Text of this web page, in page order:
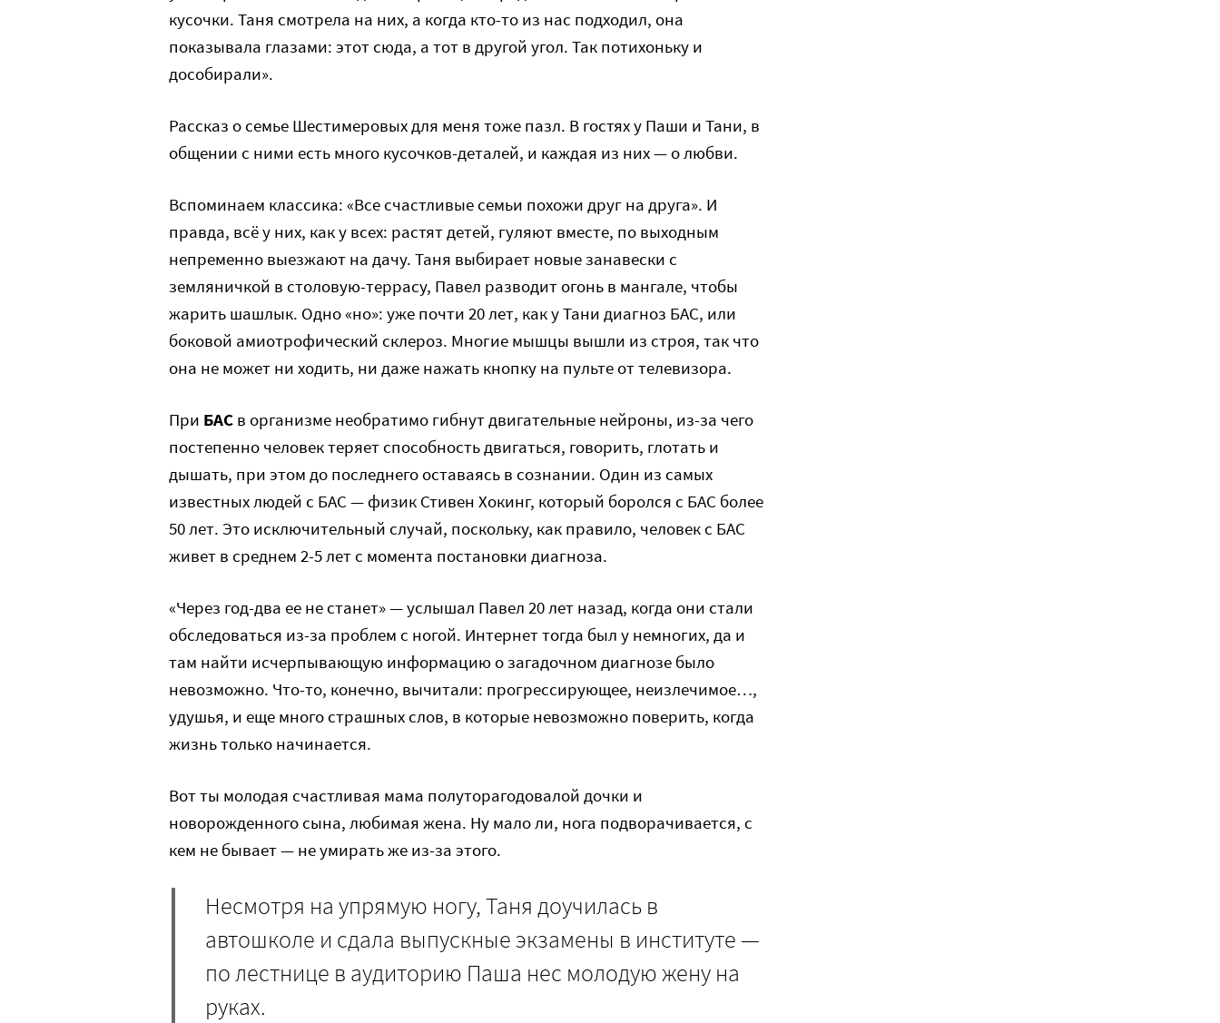
кусочки. Таня смотрела на них, а когда кто-то из нас подходил, она
показывала глазами: этот сюда, а тот в другой угол. Так потихоньку и
дособирали».
Рассказ о семье Шестимеровых для меня тоже пазл. В гостях у Паши и Тани, в
общении с ними есть много кусочков-деталей, и каждая из них — о любви.
Вспоминаем классика: «Все счастливые семьи похожи друг на друга». И
правда, всё у них, как у всех: растят детей, гуляют вместе, по выходным
непременно выезжают на дачу. Таня выбирает новые занавески с
земляничкой в столовую-террасу, Павел разводит огонь в мангале, чтобы
жарить шашлык. Одно «но»: уже почти 20 лет, как у Тани диагноз БАС, или
боковой амиотрофический склероз. Многие мышцы вышли из строя, так что
она не может ни ходить, ни даже нажать кнопку на пульте от телевизора.
При БАС в организме необратимо гибнут двигательные нейроны, из-за чего
постепенно человек теряет способность двигаться, говорить, глотать и
дышать, при этом до последнего оставаясь в сознании. Один из самых
известных людей с БАС — физик Стивен Хокинг, который боролся с БАС более
50 лет. Это исключительный случай, поскольку, как правило, человек с БАС
живет в среднем 2-5 лет с момента постановки диагноза.
«Через год-два ее не станет» — услышал Павел 20 лет назад, когда они стали
обследоваться из-за проблем с ногой. Интернет тогда был у немногих, да и
там найти исчерпывающую информацию о загадочном диагнозе было
невозможно. Что-то, конечно, вычитали: прогрессирующее, неизлечимое…,
удушья, и еще много страшных слов, в которые невозможно поверить, когда
жизнь только начинается.
Вот ты молодая счастливая мама полуторагодовалой дочки и
новорожденного сына, любимая жена. Ну мало ли, нога подворачивается, с
кем не бывает — не умирать же из-за этого.
Несмотря на упрямую ногу, Таня доучилась в
автошколе и сдала выпускные экзамены в институте —
по лестнице в аудиторию Паша нес молодую жену на
руках.